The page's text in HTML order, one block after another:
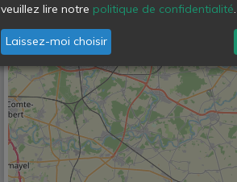
veuillez lire notre politique de confidentialité.
Laissez-moi choisir